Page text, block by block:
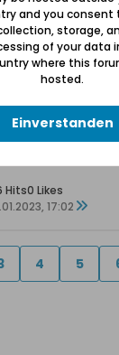
12:17
Danzig noch
12:39
gdańskie)
Hits0 Likes
17:02
4 5
and you consent
storage,
of your data
where this
hosted.
Einverstanden